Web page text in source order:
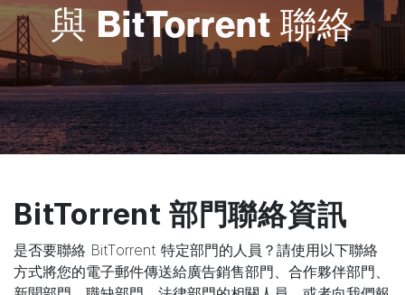
與 BitTorrent 聯絡
BitTorrent 部門聯絡資訊
是否要聯絡 BitTorrent 特定部門的人員？請使用以下聯絡
方式將您的電子郵件傳送給廣告銷售部門、合作夥伴部門、